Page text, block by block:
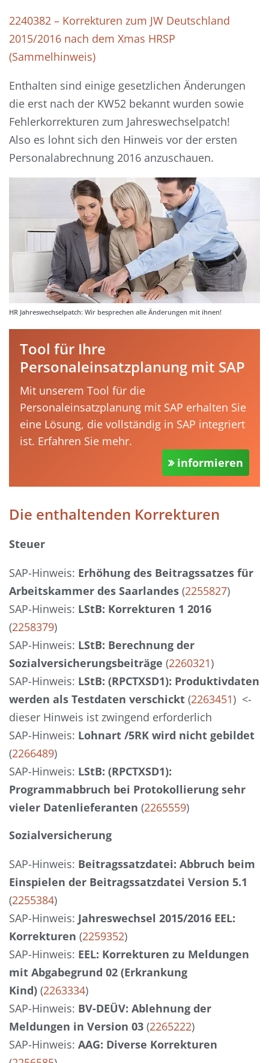
2240382 – Korrekturen zum JW Deutschland
2015/2016 nach dem Xmas HRSP
(Sammelhinweis)
Enthalten sind einige gesetzlichen Änderungen
die erst nach der KW52 bekannt wurden sowie
Fehlerkorrekturen zum Jahreswechselpatch!
Also es lohnt sich den Hinweis vor der ersten
Personalabrechnung 2016 anzuschauen.
HR Jahreswechselpatch: Wir besprechen alle Änderungen mit ihnen!
Tool für Ihre
Personaleinsatzplanung mit SAP
Mit unserem Tool für die
Personaleinsatzplanung mit SAP erhalten Sie
eine Lösung, die vollständig in SAP integriert
ist. Erfahren Sie mehr.
informieren
Die enthaltenden Korrekturen
Steuer
SAP-Hinweis: Erhöhung des Beitragssatzes für
Arbeitskammer des Saarlandes (2255827)
SAP-Hinweis: LStB: Korrekturen 1 2016
(2258379)
SAP-Hinweis: LStB: Berechnung der
Sozialversicherungsbeiträge (2260321)
SAP-Hinweis: LStB: (RPCTXSD1): Produktivdaten
werden als Testdaten verschickt (2263451) <-
dieser Hinweis ist zwingend erforderlich
SAP-Hinweis: Lohnart /5RK wird nicht gebildet
(2266489)
SAP-Hinweis: LStB: (RPCTXSD1):
Programmabbruch bei Protokollierung sehr
vieler Datenlieferanten (2265559)
Sozialversicherung
SAP-Hinweis: Beitragssatzdatei: Abbruch beim
Einspielen der Beitragssatzdatei Version 5.1
(2255384)
SAP-Hinweis: Jahreswechsel 2015/2016 EEL:
Korrekturen (2259352)
SAP-Hinweis: EEL: Korrekturen zu Meldungen
mit Abgabegrund 02 (Erkrankung
Kind) (2263334)
SAP-Hinweis: BV-DEÜV: Ablehnung der
Meldungen in Version 03 (2265222)
SAP-Hinweis: AAG: Diverse Korrekturen